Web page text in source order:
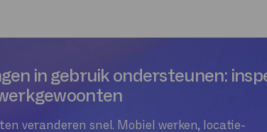
in gebruik ondersteunen:
veranderen snel. Mobiel werken, locatie-